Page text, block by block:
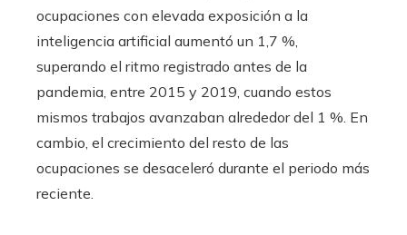
ocupaciones con elevada exposición a la
inteligencia artificial aumentó un 1,7 %,
superando el ritmo registrado antes de la
pandemia, entre 2015 y 2019, cuando estos
mismos trabajos avanzaban alrededor del 1 %. En
cambio, el crecimiento del resto de las
ocupaciones se desaceleró durante el periodo más
reciente.